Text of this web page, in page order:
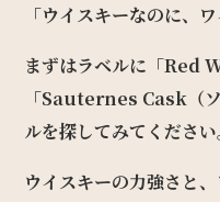
「ウイスキーなのに、
まずはラベルに「
「Sauternes Cask（
ルを探してみてください
ウイスキーの力強さと、